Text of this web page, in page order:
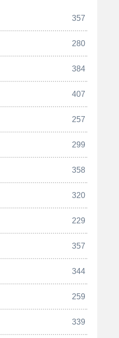
357
280
384
407
257
299
358
320
229
357
344
259
339